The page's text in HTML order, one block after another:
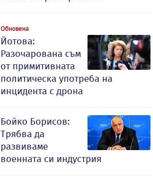
Обновена
Йотова:
Разочарована съм
от примитивната
политическа употреба на
инцидента с дрона
Бойко Борисов:
Трябва да
развиваме
военната си индустрия